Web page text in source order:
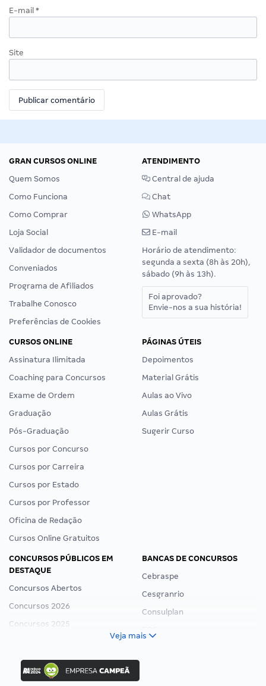
E-mail *
Site
GRAN CURSOS ONLINE
Quem Somos
Como Funciona
Como Comprar
Loja Social
Validador de documentos
Conveniados
Programa de Afiliados
Trabalhe Conosco
Preferências de Cookies
ATENDIMENTO
Central de ajuda
Chat
WhatsApp
E-mail
Horário de atendimento:
segunda a sexta (8h às 20h),
sábado (9h às 13h).
Foi aprovado?
Envie-nos a sua história!
CURSOS ONLINE
Assinatura Ilimitada
Coaching para Concursos
Exame de Ordem
Graduação
Pós-Graduação
Cursos por Concurso
Cursos por Carreira
Cursos por Estado
Cursos por Professor
Oficina de Redação
Cursos Online Gratuitos
PÁGINAS ÚTEIS
Depoimentos
Material Grátis
Aulas ao Vivo
Aulas Grátis
Sugerir Curso
CONCURSOS PÚBLICOS EM
DESTAQUE
Concursos Abertos
Concursos 2026
Concursos 2025
Concurso Ibama
Concurso MPU
BANCAS DE CONCURSOS
Cebraspe
Cesgranrio
Consulplan
Veja mais